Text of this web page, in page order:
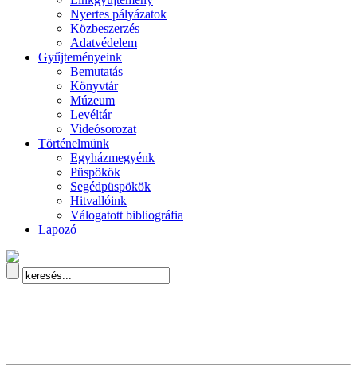
Nyertes pályázatok
Közbeszerzés
Adatvédelem
Gyűjteményeink
Bemutatás
Könyvtár
Múzeum
Levéltár
Videósorozat
Történelmünk
Egyházmegyénk
Püspökök
Segédpüspökök
Hitvallóink
Válogatott bibliográfia
Lapozó